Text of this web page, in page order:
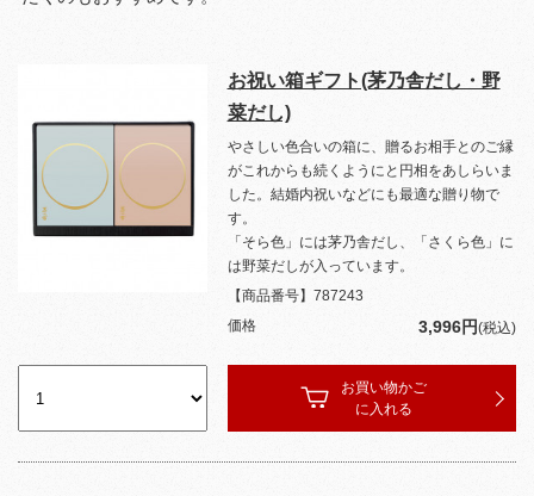
お祝い箱ギフト(茅乃舎だし・野
菜だし)
やさしい色合いの箱に、贈るお相手とのご縁
がこれからも続くようにと円相をあしらいま
した。結婚内祝いなどにも最適な贈り物で
す。
「そら色」には茅乃舎だし、「さくら色」に
は野菜だしが入っています。
【商品番号】 787243
価格
3,996円(税込)
お買い物かご
に入れる